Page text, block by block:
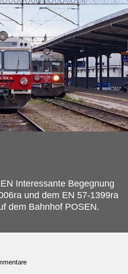
Interessante Begegnung
und dem EN 57-1399ra
dem Bahnhof POSEN.